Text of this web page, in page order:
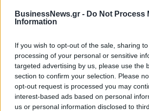
BusinessNews.gr - Do Not Process
Information
If you wish to opt-out of the sale, sharing
processing of your personal or sensitive
targeted advertising by us, please use the
section to confirm your selection. Please
opt-out request is processed you may
interest-based ads based on personal
us or personal information disclosed to
ΠΕΡΙΣΣΌΤΕΡΑ ΣΕ ΑΥΤΉ ΤΗΝ